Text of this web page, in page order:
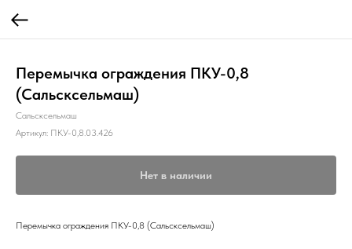
Перемычка ограждения ПКУ-0,8
(Сальсксельмаш)
Сальсксельмаш
Артикул: ПКУ-0,8.03.426
Нет в наличии
Перемычка ограждения ПКУ-0,8 (Сальсксельмаш)